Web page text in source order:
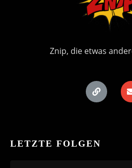
Znip, die etwas
LETZTE FOLGEN